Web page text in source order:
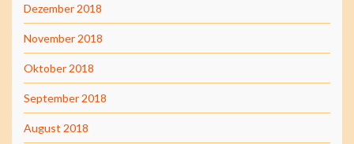
Dezember 2018
November 2018
Oktober 2018
September 2018
August 2018